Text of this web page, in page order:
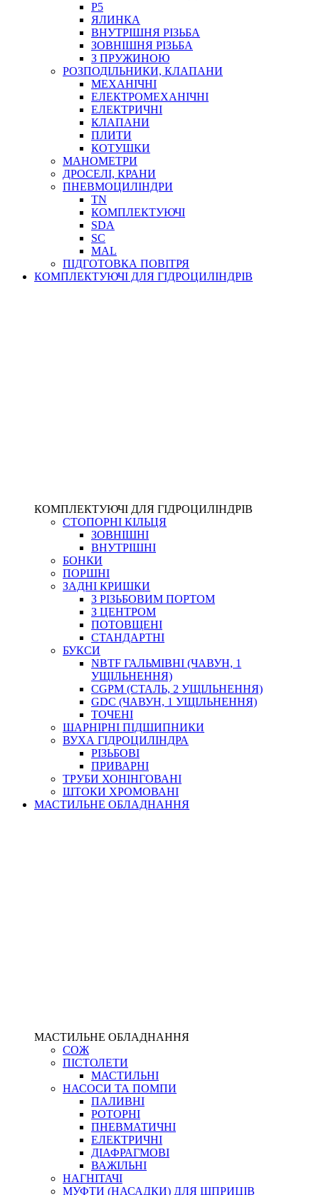
P5
ЯЛИНКА
ВНУТРІШНЯ РІЗЬБА
ЗОВНІШНЯ РІЗЬБА
З ПРУЖИНОЮ
РОЗПОДІЛЬНИКИ, КЛАПАНИ
МЕХАНІЧНІ
ЕЛЕКТРОМЕХАНІЧНІ
ЕЛЕКТРИЧНІ
КЛАПАНИ
ПЛИТИ
КОТУШКИ
МАНОМЕТРИ
ДРОСЕЛІ, КРАНИ
ПНЕВМОЦИЛІНДРИ
TN
КОМПЛЕКТУЮЧІ
SDA
SC
MAL
ПІДГОТОВКА ПОВІТРЯ
КОМПЛЕКТУЮЧІ ДЛЯ ГІДРОЦИЛІНДРІВ
КОМПЛЕКТУЮЧІ ДЛЯ ГІДРОЦИЛІНДРІВ
СТОПОРНІ КІЛЬЦЯ
ЗОВНІШНІ
ВНУТРІШНІ
БОНКИ
ПОРШНІ
ЗАДНІ КРИШКИ
З РІЗЬБОВИМ ПОРТОМ
З ЦЕНТРОМ
ПОТОВЩЕНІ
СТАНДАРТНІ
БУКСИ
NBTF ГАЛЬМІВНІ (ЧАВУН, 1
УЩІЛЬНЕННЯ)
CGPM (СТАЛЬ, 2 УЩІЛЬНЕННЯ)
GDC (ЧАВУН, 1 УЩІЛЬНЕННЯ)
ТОЧЕНІ
ШАРНІРНІ ПІДШИПНИКИ
ВУХА ГІДРОЦИЛІНДРА
РІЗЬБОВІ
ПРИВАРНІ
ТРУБИ ХОНІНГОВАНІ
ШТОКИ ХРОМОВАНІ
МАСТИЛЬНЕ ОБЛАДНАННЯ
МАСТИЛЬНЕ ОБЛАДНАННЯ
СОЖ
ПІСТОЛЕТИ
МАСТИЛЬНІ
НАСОСИ ТА ПОМПИ
ПАЛИВНІ
РОТОРНІ
ПНЕВМАТИЧНІ
ЕЛЕКТРИЧНІ
ДІАФРАГМОВІ
ВАЖІЛЬНІ
НАГНІТАЧІ
МУФТИ (НАСАДКИ) ДЛЯ ШПРИЦІВ